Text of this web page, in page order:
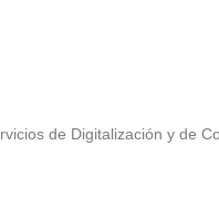
de Digitalización y de